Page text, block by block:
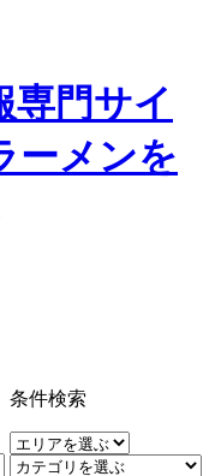
条件検索